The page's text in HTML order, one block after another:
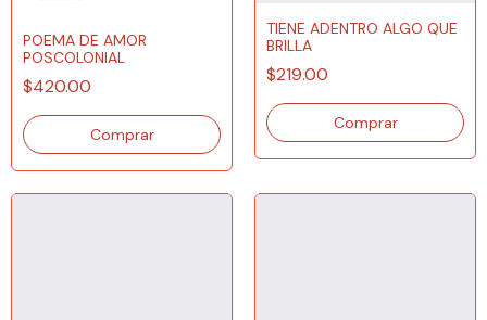
POEMA DE AMOR
POSCOLONIAL
$420.00
TIENE ADENTRO ALGO QUE
BRILLA
$219.00